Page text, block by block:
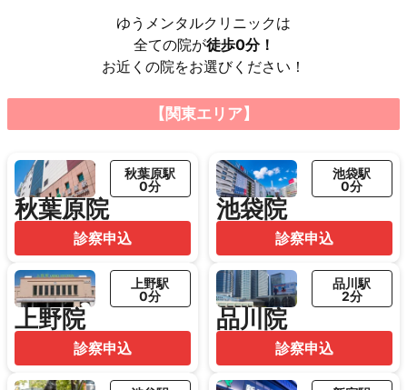
ゆうメンタルクリニックは
全ての院が徒歩0分！
お近くの院をお選びください！
【関東エリア】
秋葉原院
秋葉原駅
0分
診察申込
池袋院
池袋駅
0分
診察申込
上野院
上野駅
0分
診察申込
品川院
品川駅
2分
診察申込